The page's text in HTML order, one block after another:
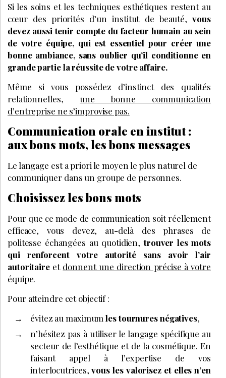
Si les soins et les techniques esthétiques restent au
cœur des priorités d’un institut de beauté, vous
devez aussi tenir compte du facteur humain au sein
de votre équipe, qui est essentiel pour créer une
bonne ambiance, sans oublier qu’il conditionne en
grande partie la réussite de votre affaire.
Même si vous possédez d’instinct des qualités
relationnelles, une bonne communication
d’entreprise ne s’improvise pas.
Communication orale en institut :
aux bons mots, les bons messages
Le langage est a priori le moyen le plus naturel de
communiquer dans un groupe de personnes.
Choisissez les bons mots
Pour que ce mode de communication soit réellement
efficace, vous devez, au-delà des phrases de
politesse échangées au quotidien,trouver les mots
qui renforcent votre autorité sans avoir l’air
autoritaireet donnent une direction précise à votre
équipe.
Pour atteindre cet objectif :
évitez au maximumles tournures négatives,
n’hésitez pas à utiliser le langage spécifique au
secteur de l’esthétique et de la cosmétique. En
faisant appel à l’expertise de vos
interlocutrices,vous les valorisez et elles n’en